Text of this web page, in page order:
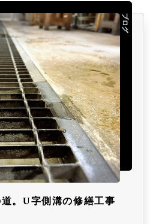
ブログ
。U字側溝の修繕工事